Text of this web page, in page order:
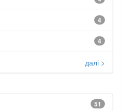
4
4
далі >
51